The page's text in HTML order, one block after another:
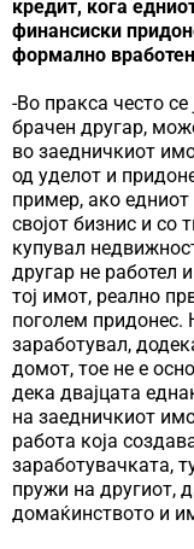
кредит, кога
финансиски
формално
-Во пракса често
брачен другар,
во заедничкиот
од уделот и
пример, ако
својот бизнис и со
купувал
другар не работел
тој имот, реално
поголем придонес.
заработувал,
домот, тое не е
дека двајцата
на заедничкиот
работа која
заработувачката,
пружи на другиот,
домаќинството и